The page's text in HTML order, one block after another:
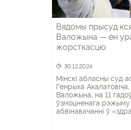
Вядомы прысуд
Валожына — ён
жорсткасцю
30.12.2024
Мінскі абласны суд
Генрыха
Валожына, на 11 гадоў
ўзмоцненага рэжыму
абвінавачанні ў